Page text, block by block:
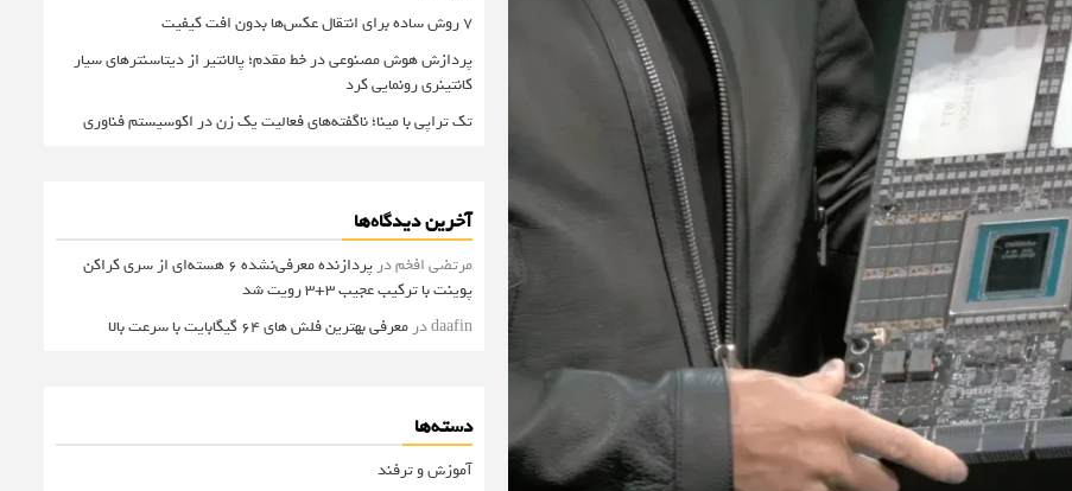
۷ روش ساده برای انتقال عکس‌ها بدون افت کیفیت
پردازش هوش مصنوعی در خط مقدم؛ پالانتیر از دیتاسنترهای سیار
کانتینری رونمایی کرد
تک تراپی با مینا؛ ناگفته‌های فعالیت یک زن در اکوسیستم فناوری
آخرین دیدگاه‌ها
مرتضی افخمدر
پردازنده معرفی‌نشده 6 هسته‌ای از سری کراکن
پوینت با ترکیب عجیب 3+3 رویت شد
daafinدر معرفی بهترین فلش های 64 گیگابایت با سرعت بالا
دسته‌ها
آموزش و ترفند